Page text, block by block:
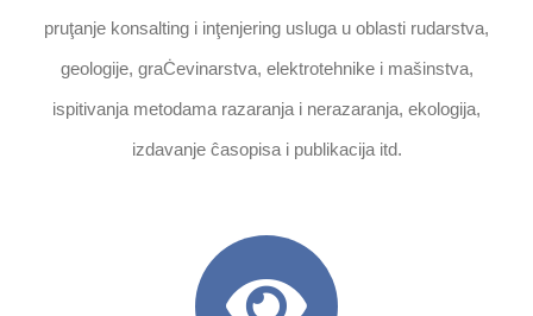
pruţanje konsalting i inţenjering usluga u oblasti rudarstva,
geologije, graĊevinarstva, elektrotehnike i mašinstva,
ispitivanja metodama razaranja i nerazaranja, ekologija,
izdavanje ĉasopisa i publikacija itd.